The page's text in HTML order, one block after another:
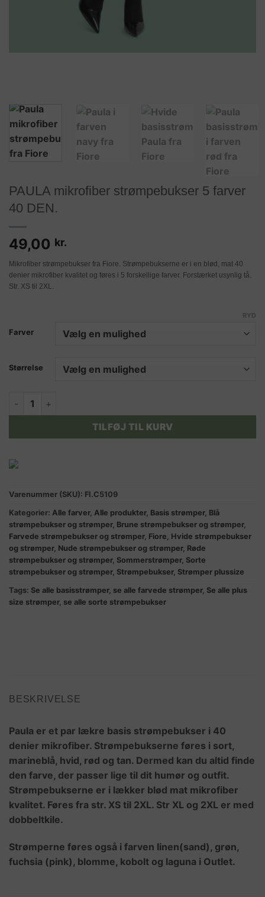
PAULA mikrofiber strømpebukser 5 farver
40 DEN.
49,00 kr.
Mikrofiber strømpebukser fra Fiore. Strømpebukserne er i en blød, mat 40
denier mikrofiber kvalitet og føres i 5 forskellige farver. Forstærket usynlig tå.
Str. XS til 2XL.
Farver
Størrelse
RYD
PAULA mikrofiber strømpebukser 5 farver 40 DEN. antal
TILFØJ TIL KURV
Varenummer (SKU): FI.C5109
Kategorier: Alle farver, Alle produkter, Basis strømper, Blå
strømpebukser og strømper, Brune strømpebukser og strømper,
Farvede strømpebukser og strømper, Fiore, Hvide strømpebukser
og strømper, Nude strømpebukser og strømper, Røde
strømpebukser og strømper, Sommerstrømper, Sorte
strømpebukser og strømper, Strømpebukser, Strømper plussize
Tags: Se alle basisstrømper, se alle farvede strømper, Se alle plus
size strømper, se alle sorte strømpebukser
BESKRIVELSE
Paula er et par lækre basis strømpebukser i 40
denier mikrofiber. Strømpebukserne føres i sort,
marineblå, hvid, rød og tan. Dermed kan du altid finde
den farve, der passer lige til dit humør og outfit.
Strømpebukserne er i lækker blød mat mikrofiber
kvalitet. Føres fra str. XS til 2XL. Str XL og 2XL er med
dobbeltkile.
Strømperne føres også i farven linen(sand), grøn,
fuchsia (pink), blomme, kobolt og laguna i Outlet.